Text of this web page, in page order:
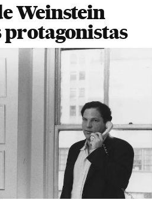
Weinstein
protagonistas